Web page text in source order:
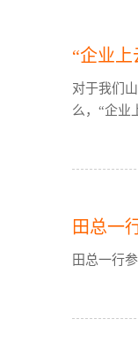
“企业上
对于我们
么，“企业
田总一
田总一行